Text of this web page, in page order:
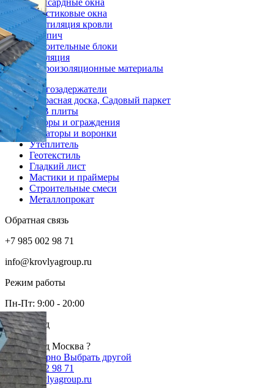
Пластиковые окна
Вентиляция кровли
Кирпич
Строительные блоки
Изоляция
Гидроизоляционные материалы
Снегозадержатели
Террасная доска, Садовый паркет
OSB плиты
Заборы и ограждения
Аэраторы и воронки
Утеплитель
Геотекстиль
Гладкий лист
Мастики и праймеры
Строительные смеси
Металлопрокат
Обратная связь
+7 985 002 98 71
info@krovlyagroup.ru
Режим работы
Пн-Пт: 9:00 - 20:00
Ваш город
Москва
Ваш город Москва ?
Да, все верно Выбрать другой
+7 985 002 98 71
info@krovlyagroup.ru